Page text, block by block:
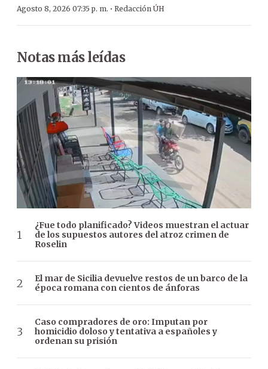
Agosto 8, 2026 07:35 p. m. · Redacción ÚH
Notas más leídas
¿Fue todo planificado? Videos muestran el actuar
de los supuestos autores del atroz crimen de
Roselin
El mar de Sicilia devuelve restos de un barco de la
época romana con cientos de ánforas
Caso compradores de oro: Imputan por
homicidio doloso y tentativa a españoles y
ordenan su prisión